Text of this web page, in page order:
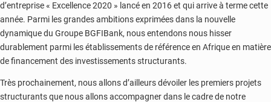
d’entreprise « Excellence 2020 » lancé en 2016 et qui arrive à terme cette
année. Parmi les grandes ambitions exprimées dans la nouvelle
dynamique du Groupe BGFIBank, nous entendons nous hisser
durablement parmi les établissements de référence en Afrique en matière
de financement des investissements structurants.
Très prochainement, nous allons d’ailleurs dévoiler les premiers projets
structurants que nous allons accompagner dans le cadre de notre